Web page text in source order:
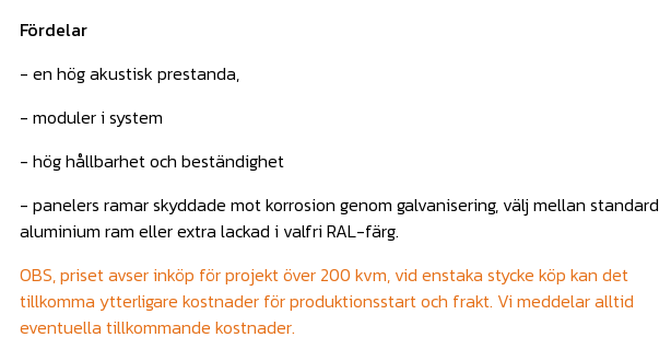
Fördelar
- en hög akustisk prestanda,
- moduler i system
- hög hållbarhet och beständighet
- panelers ramar skyddade mot korrosion genom galvanisering, välj mellan standard
aluminium ram eller extra lackad i valfri RAL-färg.
OBS, priset avser inköp för projekt över 200 kvm, vid enstaka stycke köp kan det
tillkomma ytterligare kostnader för produktionsstart och frakt. Vi meddelar alltid
eventuella tillkommande kostnader.